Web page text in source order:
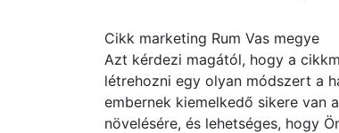
Cikk marketing Rum Vas megye
Azt kérdezi magától, hogy a
létrehozni egy olyan módszert a
embernek kiemelkedő sikere van
növelésére, és lehetséges, hogy